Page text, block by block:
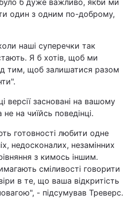
б дуже важливо, якби ми
один з одним по-доброму,
наші суперечки так
Я б хотів, щоб ми
тим, щоб залишатися разом
версії засновані на вашому
на чиїйсь поведінці.
готовності любити одне
недосконалих, незамінних
з кимось іншим.
сміливості говорити
в те, що ваша відкритість
- підсумував Треверс.